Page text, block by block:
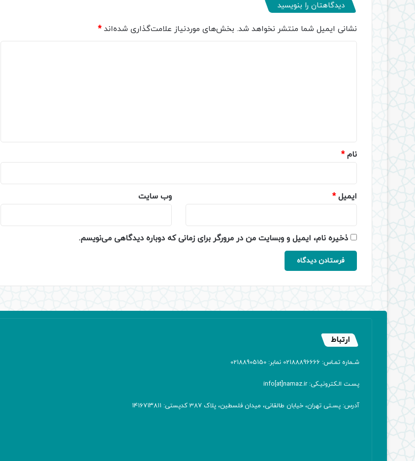
دیدگاهتان را بنویسید
نشانی ایمیل شما منتشر نخواهد شد. بخش‌های موردنیاز علامت‌گذاری شده‌اند*
نام*
ایمیل* وب‌ سایت
ذخیره نام، ایمیل و وبسایت من در مرورگر برای زمانی که دوباره دیدگاهی می‌نویسم.
ارتباط
شـماره تمـاس: 02188896666 نمابر: 02188905150
پسـت الـکترونیـکی: info[at]namaz.ir
آدرس: پسـتی تهران، خیابان طالقانی، میدان فلسطین، پلاک 387 کدپستی: ۱۴۱۶۷۱۳۸۱۱